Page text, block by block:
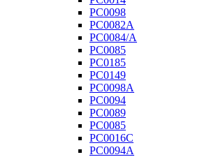
PC0098
PC0082A
PC0084/A
PC0085
PC0185
PC0149
PC0098A
PC0094
PC0089
PC0085
PC0016C
PC0094A